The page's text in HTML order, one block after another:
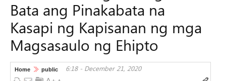
Bata ang Pinakabata na
Kasapi ng Kapisanan ng mga
Magsasaulo ng Ehipto
Home public 6:18 - December 21, 2020